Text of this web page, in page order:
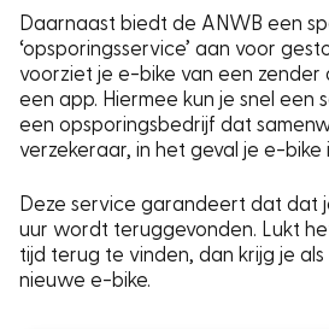
Daarnaast biedt de ANWB een
‘opsporingsservice’ aan voor
voorziet je e-bike van een zender
een app. Hiermee kun je snel een
een opsporingsbedrijf dat
verzekeraar, in het geval je e-bike
Deze service garandeert dat dat
uur wordt teruggevonden. Lukt
tijd terug te vinden, dan krijg je
nieuwe e-bike.